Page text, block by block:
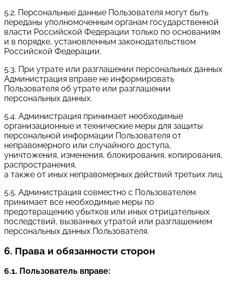
5.2. Персональные данные Пользователя могут быть
переданы уполномоченным органам государственной
власти Российской Федерации только по основаниям
и в порядке, установленным законодательством
Российской Федерации.
5.3. При утрате или разглашении персональных данных
Администрация вправе не информировать
Пользователя об утрате или разглашении
персональных данных.
5.4. Администрация принимает необходимые
организационные и технические меры для защиты
персональной информации Пользователя от
неправомерного или случайного доступа,
уничтожения, изменения, блокирования, копирования,
распространения,
а также от иных неправомерных действий третьих лиц.
5.5. Администрация совместно с Пользователем
принимает все необходимые меры по
предотвращению убытков или иных отрицательных
последствий, вызванных утратой или разглашением
персональных данных Пользователя.
6. Права и обязанности сторон
6.1. Пользователь вправе: